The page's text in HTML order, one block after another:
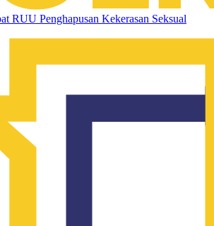
RUU Penghapusan Kekerasan Seksual